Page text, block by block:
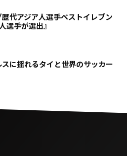
歴代アジア人選手ベストイレブン
選手が選出』
に揺れるタイと世界のサッカー